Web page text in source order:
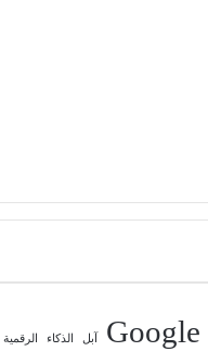
Google آبل الذكاء الرقمية